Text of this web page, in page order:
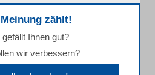
zählt!
gefällt Ihnen gut?
wir verbessern?